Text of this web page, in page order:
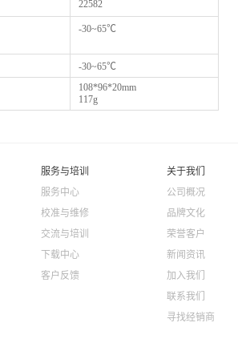
22582
-30~65℃
-30~65℃
108*96*20mm
117g
服务与培训
服务中心
校准与维修
交流与培训
下载中心
客户反馈
关于我们
公司概况
品牌文化
荣誉客户
新闻资讯
加入我们
联系我们
寻找经销商